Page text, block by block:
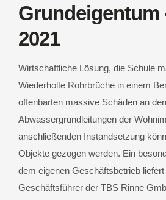
Grundeigentum
2021
Wirtschaftliche Lösung, die Schule
Wiederholte Rohrbrüche in einem
offenbarten massive Schäden an
Abwassergrundleitungen der
anschließenden Instandsetzung
Objekte gezogen werden. Ein
dem eigenen Geschäftsbetrieb
Geschäftsführer der TBS Rinne